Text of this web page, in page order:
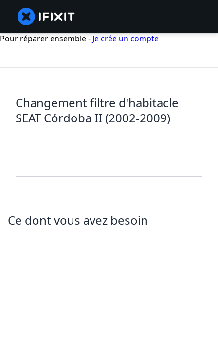
Pour réparer ensemble - Je crée un compte
Changement filtre d'habitacle
SEAT Córdoba II (2002-2009)
Ce dont vous avez besoin